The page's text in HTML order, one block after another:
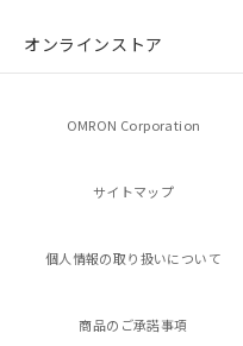
オンラインストア
OMRON Corporation
サイトマップ
個人情報の取り扱いについて
商品のご承諾事項